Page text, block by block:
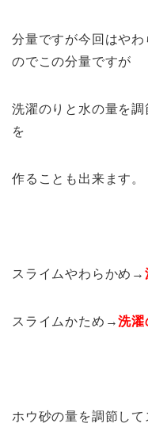
分量ですが今回はや
のでこの分量ですが
洗濯のりと水の量を
を
作ることも出来ます。
スライムやわらかめ→
スライムかため→洗濯
ホウ砂の量を調節し